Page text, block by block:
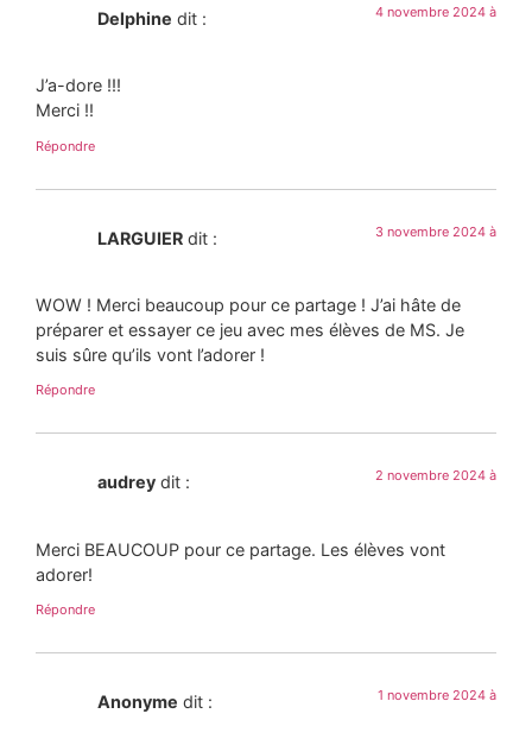
Delphine dit : 4 novembre 2024 à
J’a-dore !!!
Merci !!
Répondre
LARGUIER dit : 3 novembre 2024 à
WOW ! Merci beaucoup pour ce partage ! J’ai hâte de
préparer et essayer ce jeu avec mes élèves de MS. Je
suis sûre qu’ils vont l’adorer !
Répondre
audrey dit : 2 novembre 2024 à
Merci BEAUCOUP pour ce partage. Les élèves vont
adorer!
Répondre
Anonyme dit : 1 novembre 2024 à